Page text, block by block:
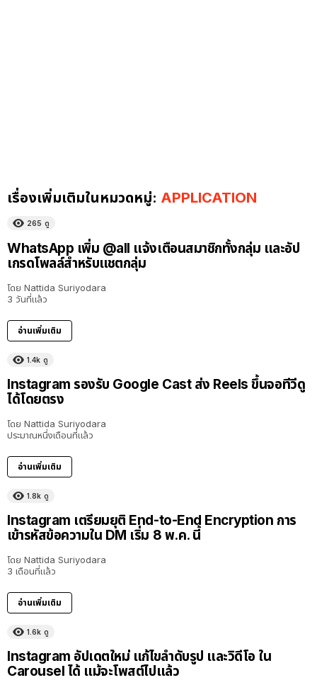
เรื่องเพิ่มเติมในหมวดหมู่: APPLICATION
265 ดู
WhatsApp เพิ่ม @all แจ้งเตือนสมาชิกทั้งกลุ่ม และอัป
เกรดโพลล์สำหรับแชตกลุ่ม
โดย Nattida Suriyodara
3 วันที่แล้ว
อ่านเพิ่มเติม
1.4k ดู
Instagram รองรับ Google Cast ส่ง Reels ขึ้นจอทีวีดู
ได้โดยตรง
โดย Nattida Suriyodara
ประมาณหนึ่งเดือนที่แล้ว
อ่านเพิ่มเติม
1.8k ดู
Instagram เตรียมยุติ End-to-End Encryption การ
เข้ารหัสข้อความใน DM เริ่ม 8 พ.ค. นี้
โดย Nattida Suriyodara
3 เดือนที่แล้ว
อ่านเพิ่มเติม
1.6k ดู
Instagram อัปเดตใหม่ แก้ไขลำดับรูป และวิดีโอ ใน
Carousel ได้ แม้จะโพสต์ไปแล้ว